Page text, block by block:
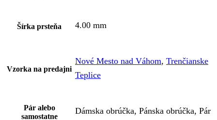
Šírka prsteňa 4.00 mm
Vzorka na predajni
Nové Mesto nad Váhom, Trenčianske
Teplice
Pár alebo
samostatne
Dámska obrúčka, Pánska obrúčka, Pár